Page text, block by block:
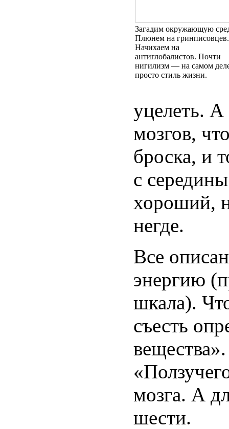
Загадим окружающую
Плюнем на гринписовцев.
Начихаем на
антиглобалистов. Почти
нигилизм — на самом
просто стиль жизни.
уцелеть. А
мозгов,
броска, и
с
хороший,
негде.
Все
энергию
шкала).
съесть
мозга. А
шести.